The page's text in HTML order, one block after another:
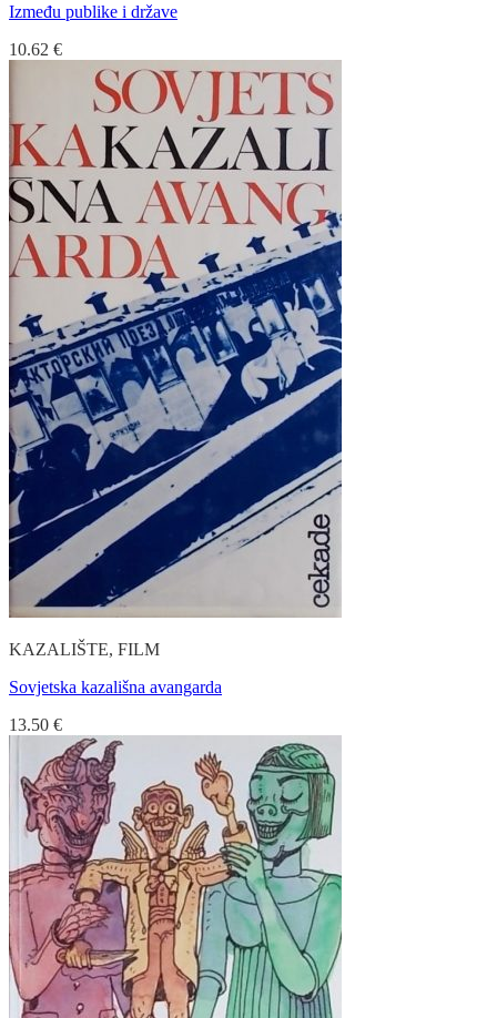
Između publike i države
10.62 €
KAZALIŠTE, FILM
Sovjetska kazališna avangarda
13.50 €